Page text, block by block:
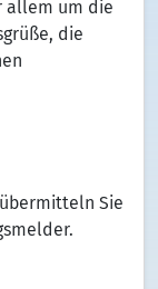
allem um die
die
Sie